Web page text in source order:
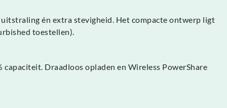
én extra stevigheid. Het compacte ontwerp ligt
toestellen).
Draadloos opladen en Wireless PowerShare